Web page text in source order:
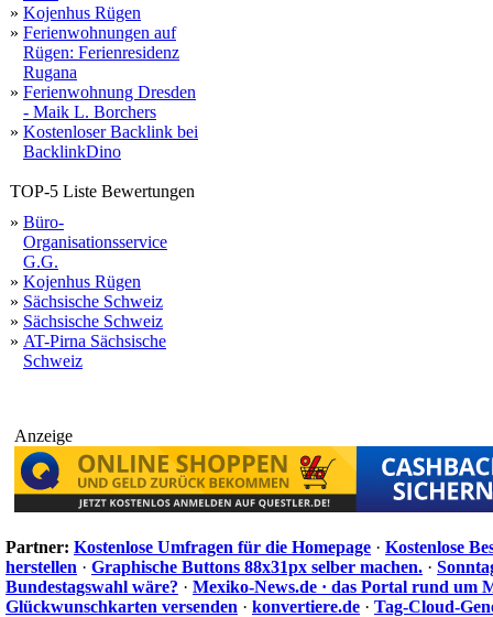
» Kojenhus Rügen
» Ferienwohnungen auf
Rügen: Ferienresidenz
Rugana
» Ferienwohnung Dresden
- Maik L. Borchers
» Kostenloser Backlink bei
BacklinkDino
TOP-5 Liste Bewertungen
» Büro-
Organisationsservice
G.G.
» Kojenhus Rügen
» Sächsische Schweiz
» Sächsische Schweiz
» AT-Pirna Sächsische
Schweiz
Anzeige
Partner: Kostenlose Umfragen für die Homepage · Kostenlose
herstellen · Graphische Buttons 88x31px selber machen. ·
Bundestagswahl wäre? · Mexiko-News.de · das Portal rund um
Glückwunschkarten versenden · konvertiere.de · Tag-Cloud-